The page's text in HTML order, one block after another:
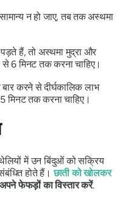
न हो जाए, तब तकअस्थमा
हैं, तो अस्थमा मुद्राऔर
मिनट तक करना चाहिए।
बार करने से दीर्घकालिक लाभ
मिनट तक करना चाहिए।
में उन बिंदुओं को सक्रिय
होते हैं।छाती को खोलकर
अपने फेफड़ों का विस्तार करें.